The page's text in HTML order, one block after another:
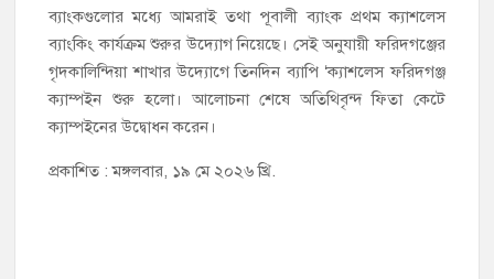
ব্যাংকগুলোর মধ্যে আমরাই তথা পূবালী ব্যাংক প্রথম ক্যাশলেস
ব্যাংকিং কার্যক্রম শুরুর উদ্যোগ নিয়েছে। সেই অনুযায়ী ফরিদগঞ্জের
গৃদকালিন্দিয়া শাখার উদ্যোগে তিনদিন ব্যাপি ‘ক্যাশলেস ফরিদগঞ্জ
ক্যাম্পইন শুরু হলো। আলোচনা শেষে অতিথিবৃন্দ ফিতা কেটে
ক্যাম্পইনের উদ্বোধন করেন।
প্রকাশিত : মঙ্গলবার, ১৯ মে ২০২৬ খ্রি.